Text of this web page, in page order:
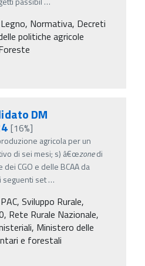
Normativa, Decreti
politiche agricole
DM
[16%]
agricola per un
di sei mesi; s) â€œzonedi
dei CGO e delle BCAA da
seguenti set…
Sviluppo Rurale,
Rete Rurale Nazionale,
Ministero delle
e forestali